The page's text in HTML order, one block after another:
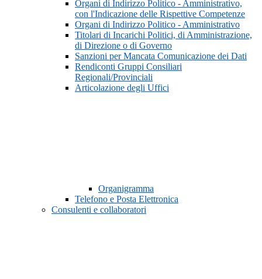
Organi di Indirizzo Politico - Amministrativo,
con l'Indicazione delle Rispettive Competenze
Organi di Indirizzo Politico - Amministrativo
Titolari di Incarichi Politici, di Amministrazione,
di Direzione o di Governo
Sanzioni per Mancata Comunicazione dei Dati
Rendiconti Gruppi Consiliari
Regionali/Provinciali
Articolazione degli Uffici
Organigramma
Telefono e Posta Elettronica
Consulenti e collaboratori